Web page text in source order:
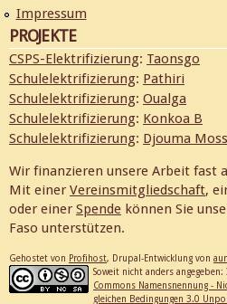
Impressum
PROJEKTE
CSPS-Elektrifizierung: Taonsgo
Schulelektrifizierung: Pathiri
Schulelektrifizierung: Oualga
Schulelektrifizierung: Konkoa B
Schulelektrifizierung: Djouma
Wir finanzieren unsere Arbeit fast
Mit einer Vereinsmitgliedschaft,
oder einer Spende können Sie
Faso unterstützen.
Gehostet von Profihost, Drupal-Entwicklung von
Soweit nicht anders
Commons Namensnennung -
gleichen Bedingungen 3.0